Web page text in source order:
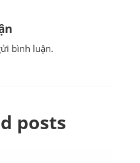
bình luận.
posts